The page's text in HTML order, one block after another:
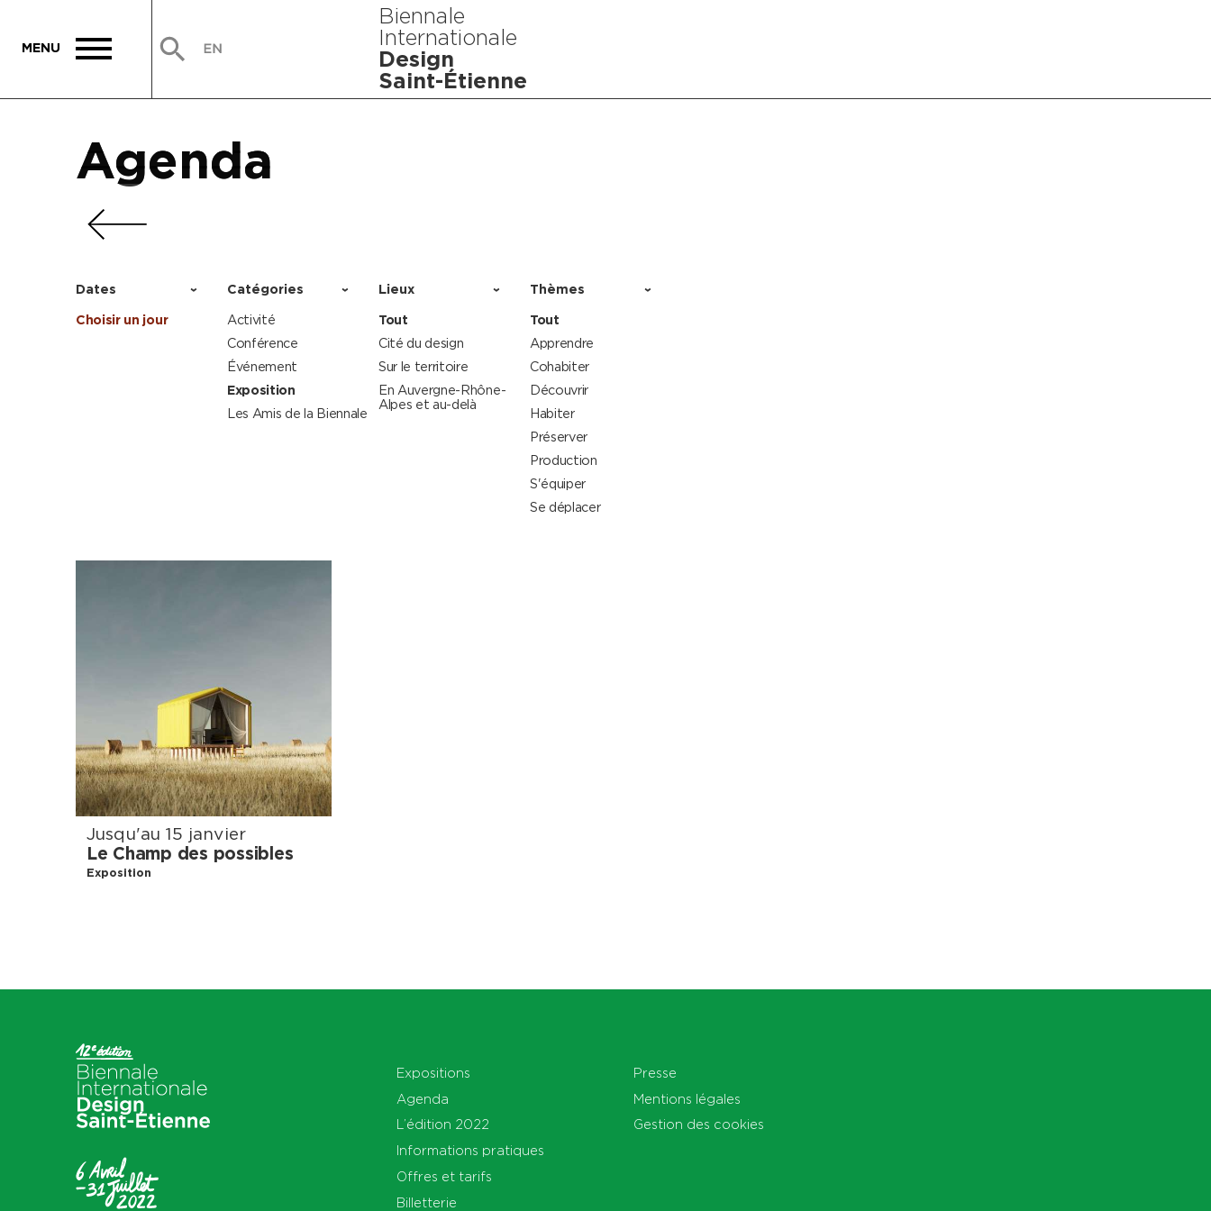
Biennale
Internationale
Design
Saint-Étienne
Agenda
Agenda
Agenda
Agenda
Dates
Choisir un jour
Catégories
Activité
Conférence
Événement
Exposition
Les Amis de la Biennale
Lieux
Tout
Cité du design
Sur le territoire
En Auvergne-Rhône-
Alpes et au-delà
Thèmes
Tout
Apprendre
Cohabiter
Découvrir
Habiter
Préserver
Production
S'équiper
Se déplacer
Jusqu'au 15 janvier
Le Champ des possibles
Exposition
Expositions
Agenda
L’édition 2022
Informations pratiques
Offres et tarifs
Billetterie
Presse
Mentions légales
Gestion des cookies